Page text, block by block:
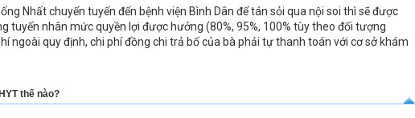
Nhất chuyển tuyến đến bệnh viện Bình Dân để tán sỏi qua nội soi thì sẽ được
tuyến nhân mức quyền lợi được hưởng (80%, 95%, 100% tùy theo đối tượng
ngoài quy định, chi phí đồng chi trả bố của bà phải tự thanh toán với cơ sở khám
thế nào?